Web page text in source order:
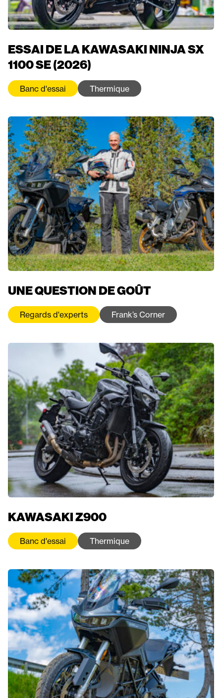
ESSAI DE LA KAWASAKI NINJA SX
1100 SE (2026)
Banc d'essai Thermique
UNE QUESTION DE GOÛT
Regards d'experts Frank’s Corner
KAWASAKI Z900
Banc d'essai Thermique